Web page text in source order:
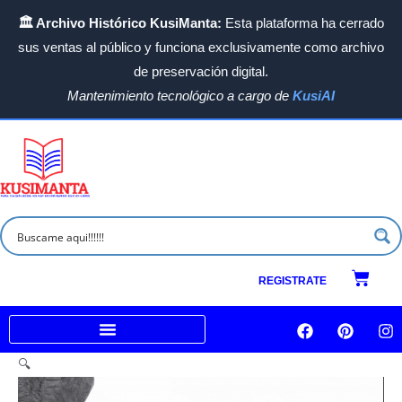
🏛️ Archivo Histórico KusiManta: Esta plataforma ha cerrado
sus ventas al público y funciona exclusivamente como archivo
de preservación digital.
Mantenimiento tecnológico a cargo de KusiAI
REGISTRATE
F
a
c
P
i
n
I
n
s
🔍